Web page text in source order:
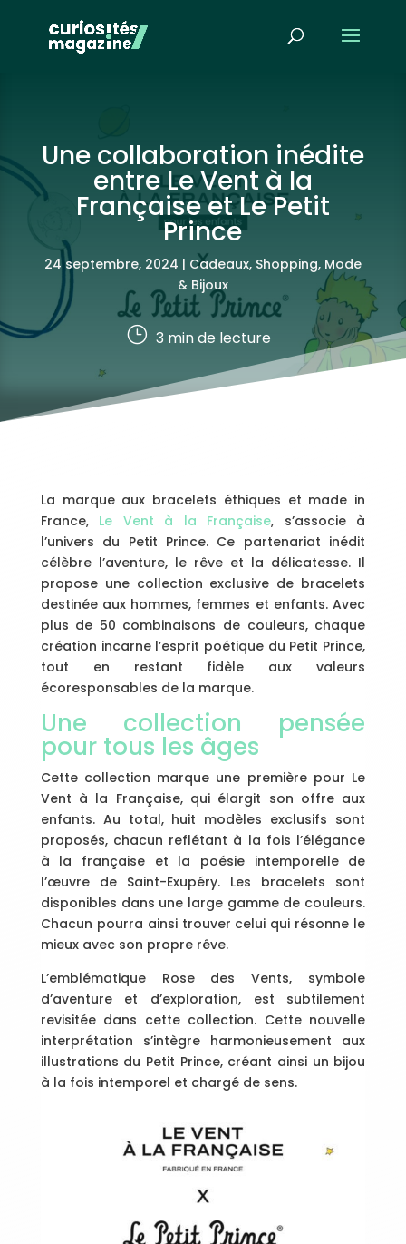
Une collaboration inédite
entre Le Vent à la
Française et Le Petit
Prince
24 septembre, 2024 | Cadeaux, Shopping, Mode
& Bijoux
} 3 min de lecture
La marque aux bracelets éthiques et made in
France, Le Vent à la Française, s’associe à
l’univers du Petit Prince. Ce partenariat inédit
célèbre l’aventure, le rêve et la délicatesse. Il
propose une collection exclusive de bracelets
destinée aux hommes, femmes et enfants. Avec
plus de 50 combinaisons de couleurs, chaque
création incarne l’esprit poétique du Petit Prince,
tout en restant fidèle aux valeurs
écoresponsables de la marque.
Une collection pensée
pour tous les âges
Cette collection marque une première pour Le
Vent à la Française, qui élargit son offre aux
enfants. Au total, huit modèles exclusifs sont
proposés, chacun reflétant à la fois l’élégance
à la française et la poésie intemporelle de
l’œuvre de Saint-Exupéry. Les bracelets sont
disponibles dans une large gamme de couleurs.
Chacun pourra ainsi trouver celui qui résonne le
mieux avec son propre rêve.
L’emblématique Rose des Vents, symbole
d’aventure et d’exploration, est subtilement
revisitée dans cette collection. Cette nouvelle
interprétation s’intègre harmonieusement aux
illustrations du Petit Prince, créant ainsi un bijou
à la fois intemporel et chargé de sens.